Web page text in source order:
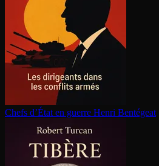
Chefs d’État en guerre Henri Bentégeat